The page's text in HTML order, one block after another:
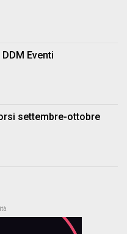
Eventi
settembre-ottobre